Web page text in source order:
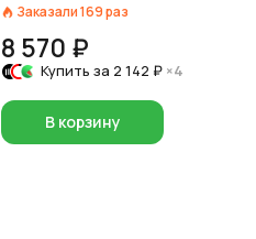
Заказали169раз
8 570 ₽
Купить за 2 142 ₽ ×4
В корзину